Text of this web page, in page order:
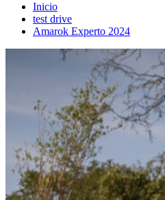
Inicio
test drive
Amarok Experto 2024